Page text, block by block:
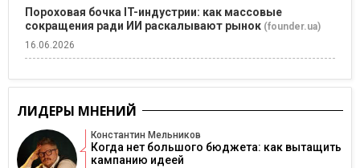
Пороховая бочка IT-индустрии: как массовые
сокращения ради ИИ раскалывают рынок (founder.ua)
16.06.2026
ЛИДЕРЫ МНЕНИЙ
Константин Мельников
Когда нет большого бюджета: как вытащить
кампанию идеей